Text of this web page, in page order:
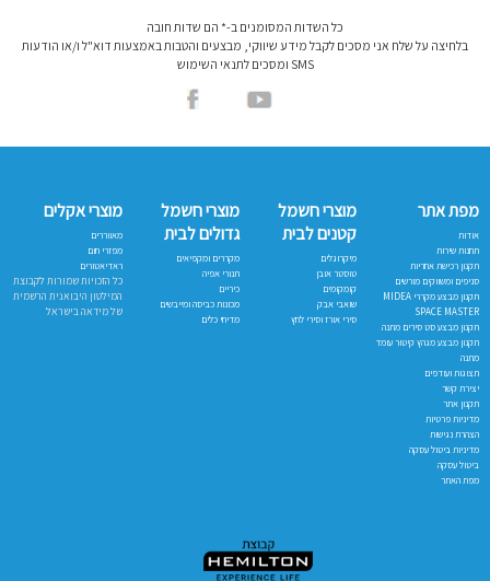
כל השדות המסומנים ב-* הם שדות חובה
בלחיצה על שלח אני מסכים לקבל מידע שיווקי, מבצעים והטבות באמצעות דוא"ל ו/או הודעות
SMS ומסכים לתנאי השימוש
מפת אתר
אודות
תחנות שירות
תקנון רכישת אחריות
סניפים ומשווקים מורשים
תקנון מבצע מקררי MIDEA
SPACE MASTER
תקנון מבצע סט סירים מתנה
תקנון מבצע מגהץ קיטור עומד
מתנה
תצוגות ועודפים
יצירת קשר
תקנון אתר
מדיניות פרטיות
הצהרת נגישות
מדיניות ביטול עסקה
ביטול עסקה
מפת האתר
מוצרי חשמל
קטנים לבית
מיקרוגלים
טוסטר אובן
קומקומים
שואבי אבק
סירי אורז וסירי לחץ
מוצרי חשמל
גדולים לבית
מקררים ומקפיאים
תנורי אפיה
כיריים
מכונות כביסה ומייבשים
מדיחי כלים
מוצרי אקלים
מאווררים
מפזרי חום
ראדיאטורים
כל הזכויות שמורות לקבוצת
המילטון היבואנית הרשמית
של מידאה בישראל